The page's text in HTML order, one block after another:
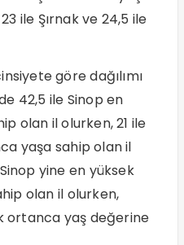
ile Şırnak ve 24,5 ile
göre dağılımı
42,5 ile Sinop en
olan il olurken, 21 ile
yaşa sahip olan il
yine en yüksek
olan il olurken,
ortanca yaş değerine